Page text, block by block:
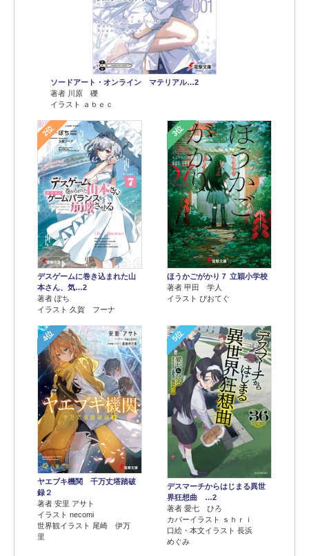
ソードアート・オンライン マテリアル…2
著者 川原 礫
イラスト ａｂｅｃ
2位
デスゲームに巻き込まれた山
本さん、気…2
著者 ぽち
イラスト 久賀 フーナ
3位
ほうかごがかり７ 立穎小学校
著者 甲田 学人
イラスト ぴおてぐ
4位
ヤエブキ機関 千万丈塔踏破
録２
著者 安里 アサト
イラスト necomi
世界観イラスト 尾崎 伊万
里
5位
デスマーチからはじまる異世
界狂想曲 …2
著者 愛七 ひろ
カバーイラスト ｓｈｒｉ
口絵・本文イラスト 長浜
めぐみ